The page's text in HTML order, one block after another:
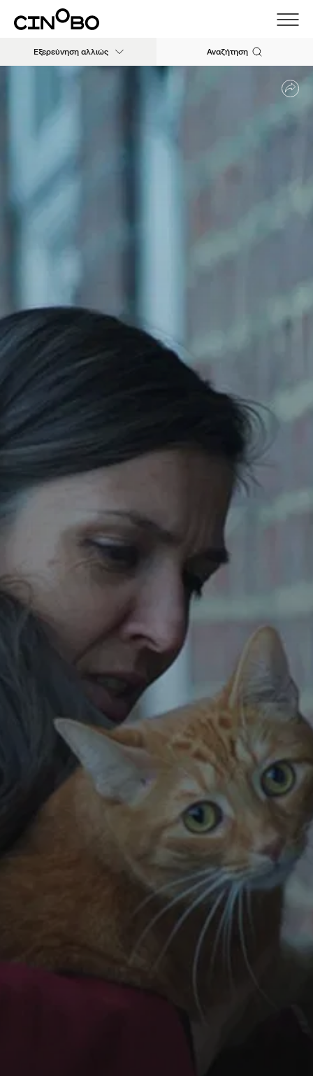
Εξερεύνηση αλλιώς Αναζήτηση